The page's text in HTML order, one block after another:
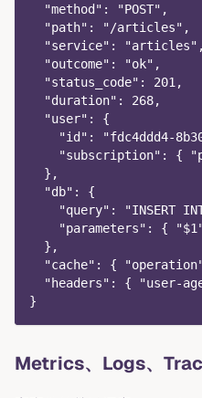
  "method": "POST",
  "path": "/articles",
  "service": "articles",
  "outcome": "ok",
  "status_code": 201,
  "duration": 268,
  "user": {
"id": "fdc4ddd4-
"subscription": {
  },
  "db": {
"query": "INSERT
"parameters": {
  },
"cache": {
"headers": { "user-
}
Metrics、Logs、